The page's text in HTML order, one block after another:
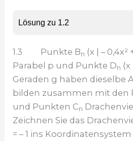
Lösung zu 1.2
1.3 Punkte Bn (x | – 0,4x²
Parabel p und Punkte Dn (x
Geraden g haben dieselbe
bilden zusammen mit den
und Punkten Cn
Zeichnen Sie das
= – 1 ins Koordinatensystem